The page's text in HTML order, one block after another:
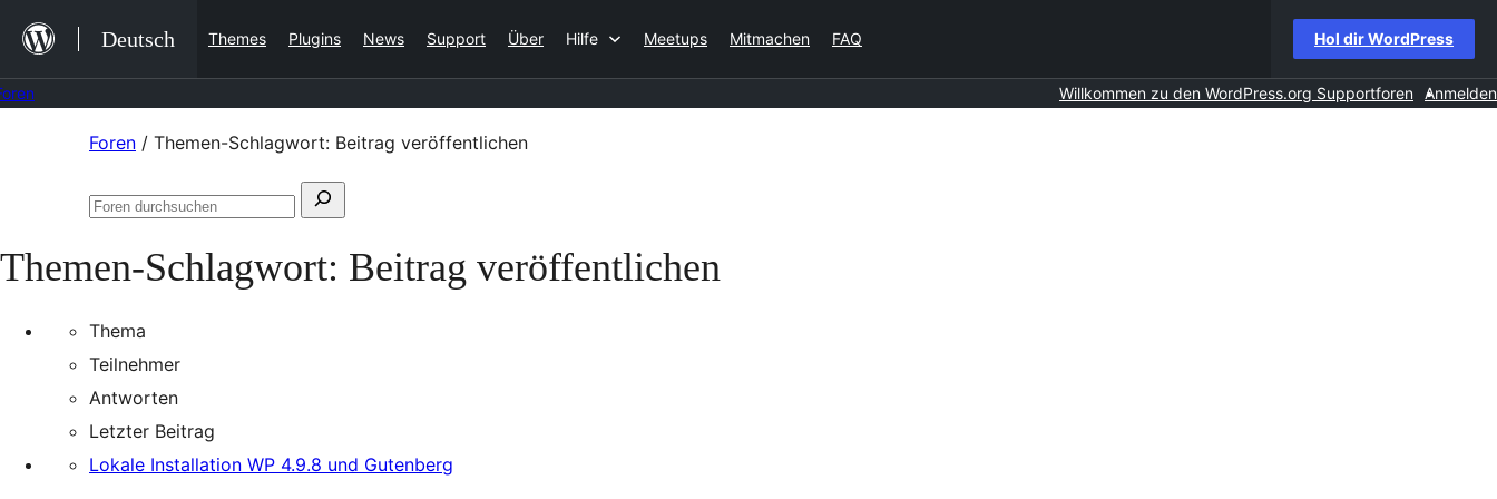
Inhalt
springen
Deutsch Themes Plugins News Support Über Hilfe Meetups Mitmachen FAQ Hol dir WordPress
Willkommen zu den WordPress.org Supportforen Anmelden
Foren / Themen-Schlagwort: Beitrag veröffentlichen
Suchen
Foren
Themen-Schlagwort: Beitrag veröffentlichen
Thema
Teilnehmer
Antworten
Letzter Beitrag
Lokale Installation WP 4.9.8 und Gutenberg